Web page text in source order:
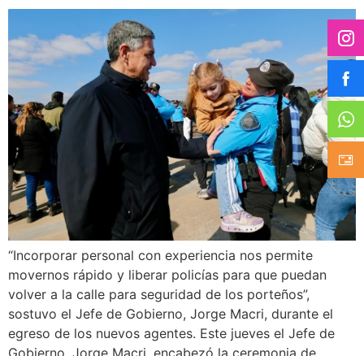
“Incorporar personal con experiencia nos permite
movernos rápido y liberar policías para que puedan
volver a la calle para seguridad de los porteños”,
sostuvo el Jefe de Gobierno, Jorge Macri, durante el
egreso de los nuevos agentes. Este jueves el Jefe de